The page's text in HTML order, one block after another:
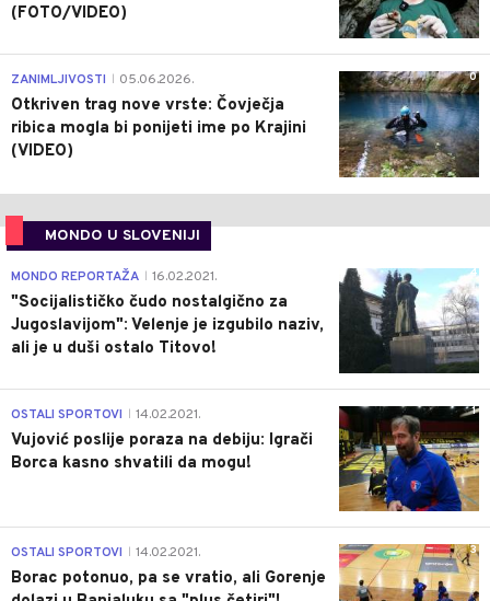
(FOTO/VIDEO)
0
ZANIMLJIVOSTI 05.06.2026.
Otkriven trag nove vrste: Čovječja
ribica mogla bi ponijeti ime po Krajini
(VIDEO)
MONDO U SLOVENIJI
4
MONDO REPORTAŽA 16.02.2021.
"Socijalističko čudo nostalgično za
Jugoslavijom": Velenje je izgubilo naziv,
ali je u duši ostalo Titovo!
1
OSTALI SPORTOVI 14.02.2021.
Vujović poslije poraza na debiju: Igrači
Borca kasno shvatili da mogu!
3
OSTALI SPORTOVI 14.02.2021.
Borac potonuo, pa se vratio, ali Gorenje